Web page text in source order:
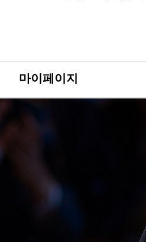
마이페이지